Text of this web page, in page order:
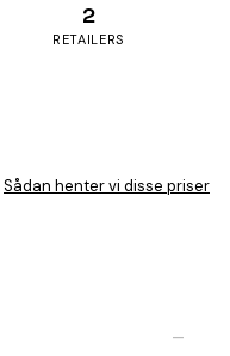
2
RETAILERS
Sådan henter vi disse priser
—